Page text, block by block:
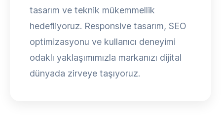
tasarım ve teknik mükemmellik
hedefliyoruz. Responsive tasarım, SEO
optimizasyonu ve kullanıcı deneyimi
odaklı yaklaşımımızla markanızı dijital
dünyada zirveye taşıyoruz.